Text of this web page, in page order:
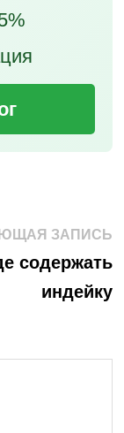
ЗАПИСЬ
содержать
индейку